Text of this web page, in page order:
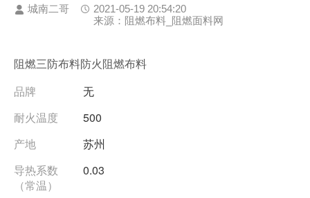
城南二哥
2021-05-19 20:54:20
来源：阻燃布料_阻燃面料网
阻燃三防布料防火阻燃布料
品牌
无
耐火温度
500
产地
苏州
导热系数
（常温）
0.03